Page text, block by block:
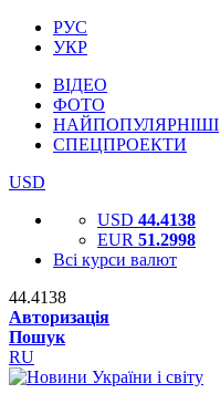
РУС
УКР
ВІДЕО
ФОТО
НАЙПОПУЛЯРНІШІ
СПЕЦПРОЕКТИ
USD
USD 44.4138
EUR 51.2998
Всі курси валют
44.4138
Авторизація
Пошук
RU